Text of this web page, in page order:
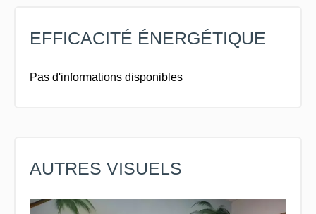
EFFICACITÉ ÉNERGÉTIQUE
Pas d'informations disponibles
AUTRES VISUELS